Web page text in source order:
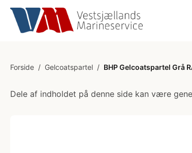
Forside / Gelcoatspartel / BHP Gelcoatspartel Grå
Dele af indholdet på denne side kan være